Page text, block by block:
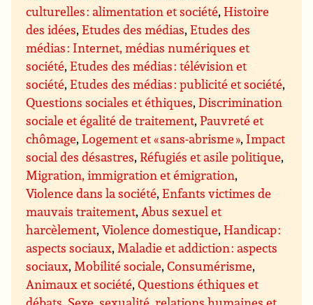
culturelles : alimentation et société,Histoire
des idées,Etudes des médias,Etudes des
médias : Internet, médias numériques et
société,Etudes des médias : télévision et
société,Etudes des médias : publicité et société,
Questions sociales et éthiques,Discrimination
sociale et égalité de traitement,Pauvreté et
chômage,Logement et « sans-abrisme », Impact
social des désastres,Réfugiés et asile politique,
Migration, immigration et émigration,
Violence dans la société,Enfants victimes de
mauvais traitement,Abus sexuel et
harcèlement,Violence domestique,Handicap :
aspects sociaux,Maladie et addiction : aspects
sociaux,Mobilité sociale,Consumérisme,
Animaux et société,Questions éthiques et